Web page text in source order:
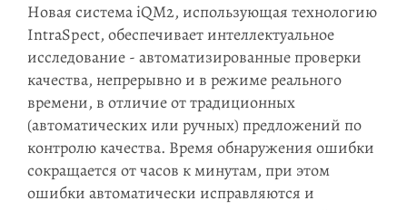
Новая система iQM2, использующая технологию
IntraSpect, обеспечивает интеллектуальное
исследование - автоматизированные проверки
качества, непрерывно и в режиме реального
времени, в отличие от традиционных
(автоматических или ручных) предложений по
контролю качества. Время обнаружения ошибки
сокращается от часов к минутам, при этом
ошибки автоматически исправляются и